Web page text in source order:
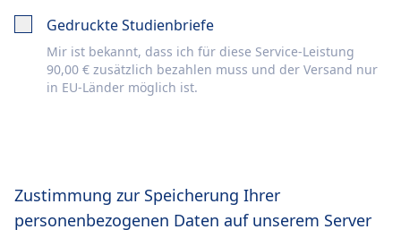
Gedruckte Studienbriefe
Mir ist bekannt, dass ich für diese Service-Leistung
90,00 € zusätzlich bezahlen muss und der Versand nur
in EU-Länder möglich ist.
Zustimmung zur Speicherung Ihrer
personenbezogenen Daten auf unserem Server